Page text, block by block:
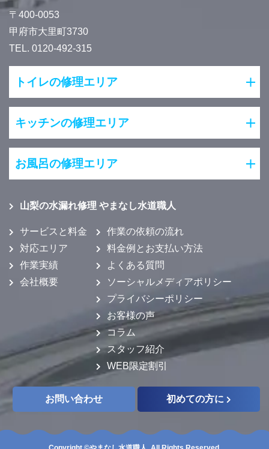
〒400-0053
甲府市大里町3730
TEL. 0120-492-315
トイレの修理エリア
キッチンの修理エリア
お風呂の修理エリア
山梨の水漏れ修理 やまなし水道職人
サービスと料金
対応エリア
作業実績
会社概要
作業の依頼の流れ
料金例とお支払い方法
よくある質問
ソーシャルメディアポリシー
プライバシーポリシー
お客様の声
コラム
スタッフ紹介
WEB限定割引
お問い合わせ 初めての方に